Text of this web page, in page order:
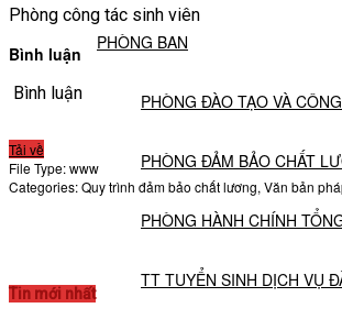
PHÒNG BAN
PHÒNG ĐÀO TẠO VÀ
PHÒNG ĐẢM BẢO CHẤT
PHÒNG HÀNH CHÍNH
TT TUYỂN SINH DỊCH VỤ
Phòng công tác sinh viên
Bình luận
Bình luận
Tải về
File Type:www
Categories:Quy trình đảm bảo chất lương, Văn bản
Tin mới nhất